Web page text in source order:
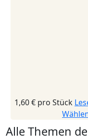
1,60 € pro Stück
Alle Themen